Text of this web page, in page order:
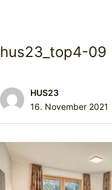
hus23_top4-09
HUS23
16. November 2021